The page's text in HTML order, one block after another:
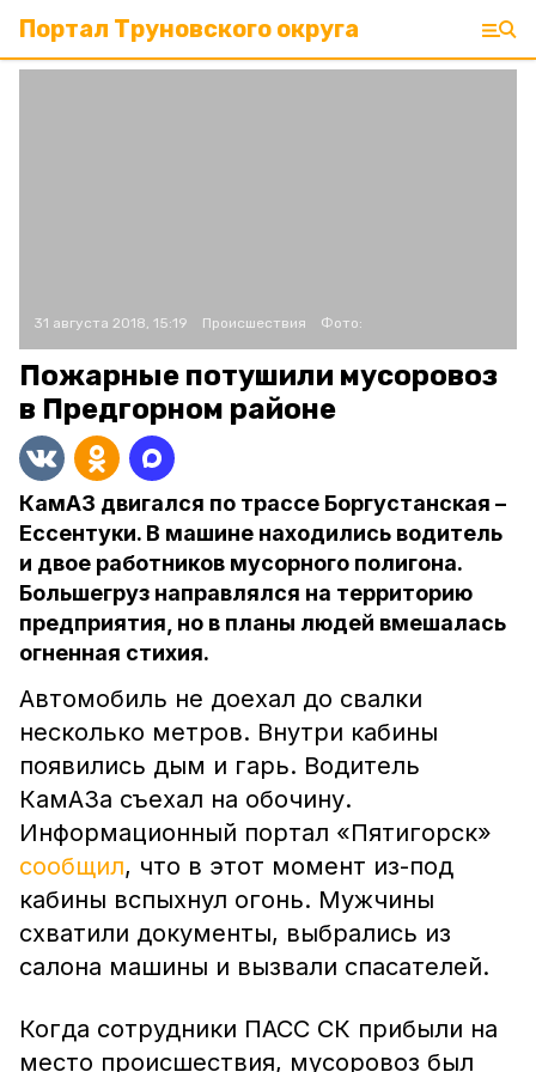
Портал Труновского округа
31 августа 2018, 15:19 Происшествия Фото:
Пожарные потушили мусоровоз
в Предгорном районе
КамАЗ двигался по трассе Боргустанская –
Ессентуки. В машине находились водитель
и двое работников мусорного полигона.
Большегруз направлялся на территорию
предприятия, но в планы людей вмешалась
огненная стихия.
Автомобиль не доехал до свалки
несколько метров. Внутри кабины
появились дым и гарь. Водитель
КамАЗа съехал на обочину.
Информационный портал «Пятигорск»
сообщил, что в этот момент из-под
кабины вспыхнул огонь. Мужчины
схватили документы, выбрались из
салона машины и вызвали спасателей.
Когда сотрудники ПАСС СК прибыли на
место происшествия, мусоровоз был